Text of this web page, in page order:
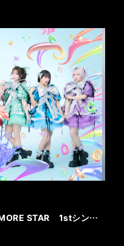
CANDY TUNE 4thシングル／MORE STAR 1stシングル発売記念 大特典会を東京流通センター 第二展示場Fホールにて開催決定！